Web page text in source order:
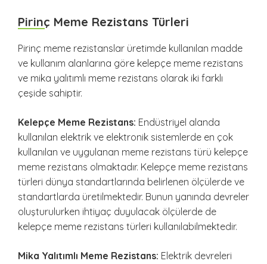
Pirinç Meme Rezistans Türleri
Pirinç meme rezistanslar üretimde kullanılan madde
ve kullanım alanlarına göre kelepçe meme rezistans
ve mika yalıtımlı meme rezistans olarak iki farklı
çeşide sahiptir.
Kelepçe Meme Rezistans: Endüstriyel alanda
kullanılan elektrik ve elektronik sistemlerde en çok
kullanılan ve uygulanan meme rezistans türü kelepçe
meme rezistans olmaktadır. Kelepçe meme rezistans
türleri dünya standartlarında belirlenen ölçülerde ve
standartlarda üretilmektedir. Bunun yanında devreler
oluşturulurken ihtiyaç duyulacak ölçülerde de
kelepçe meme rezistans türleri kullanılabilmektedir.
Mika Yalıtımlı Meme Rezistans: Elektrik devreleri